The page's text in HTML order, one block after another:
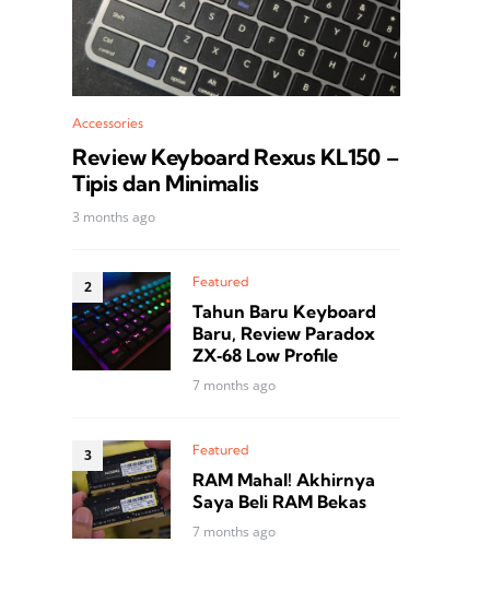
Accessories
Review Keyboard Rexus KL150 –
Tipis dan Minimalis
3 months ago
Featured
Tahun Baru Keyboard
Baru, Review Paradox
ZX‑68 Low Profile
7 months ago
Featured
RAM Mahal! Akhirnya
Saya Beli RAM Bekas
7 months ago